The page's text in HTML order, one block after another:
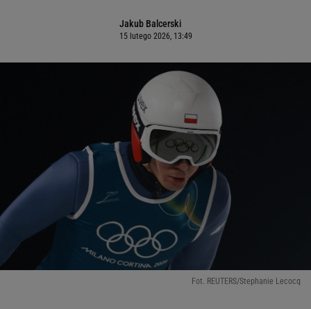
Jakub Balcerski
15 lutego 2026, 13:49
Fot. REUTERS/Stephanie Lecocq